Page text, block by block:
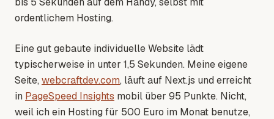
ordentlichem Hosting.
Eine gut gebaute individuelle Website lädt
typischerweise in unter 1,5 Sekunden. Meine eigene
Seite, webcraftdev.com, läuft auf Next.js und erreicht
in PageSpeed Insights mobil über 95 Punkte. Nicht,
weil ich ein Hosting für 500 Euro im Monat benutze,